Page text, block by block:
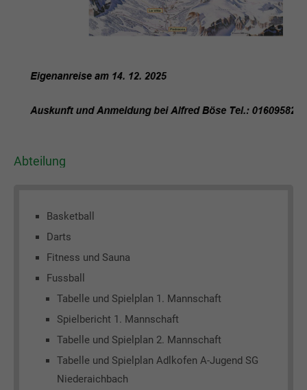
Abteilung
Basketball
Darts
Fitness und Sauna
Fussball
Tabelle und Spielplan 1. Mannschaft
Spielbericht 1. Mannschaft
Tabelle und Spielplan 2. Mannschaft
Tabelle und Spielplan Adlkofen A-Jugend SG
Niederaichbach